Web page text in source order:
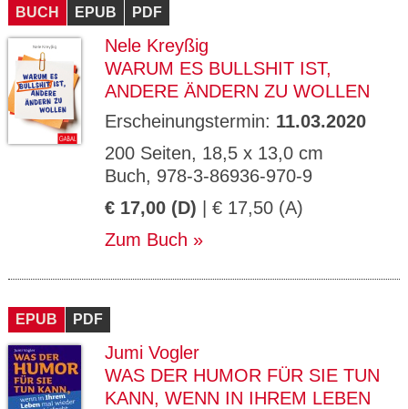
BUCH EPUB PDF
Nele Kreyßig
WARUM ES BULLSHIT IST,
ANDERE ÄNDERN ZU WOLLEN
Erscheinungstermin: 11.03.2020
200 Seiten, 18,5 x 13,0 cm
Buch, 978-3-86936-970-9
€ 17,00 (D) | € 17,50 (A)
Zum Buch
EPUB PDF
Jumi Vogler
WAS DER HUMOR FÜR SIE TUN
KANN, WENN IN IHREM LEBEN